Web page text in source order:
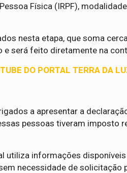
Física (IRPF),
nesta etapa, que soma
será feito diretamente na
DO PORTAL TERRA DA
a apresentar a
pessoas tiveram imposto
utiliza informações
necessidade de solicitação